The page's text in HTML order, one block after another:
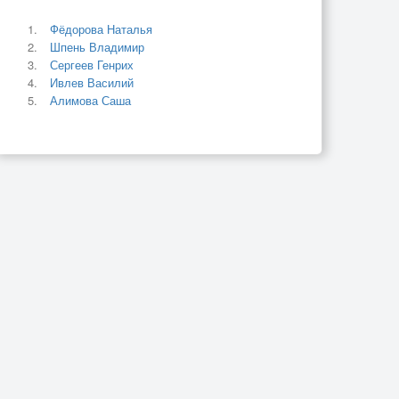
Фёдорова Наталья
Шпень Владимир
Сергеев Генрих
Ивлев Василий
Алимова Саша